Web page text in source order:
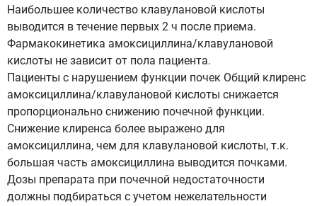
Наибольшее количество клавулановой кислоты
выводится в течение первых 2 ч после приема.
Фармакокинетика амоксициллина/клавулановой
кислоты не зависит от пола пациента.
Пациенты с нарушением функции почек Общий клиренс
амоксициллина/клавулановой кислоты снижается
пропорционально снижению почечной функции.
Снижение клиренса более выражено для
амоксициллина, чем для клавулановой кислоты, т.к.
большая часть амоксициллина выводится почками.
Дозы препарата при почечной недостаточности
должны подбираться с учетом нежелательности